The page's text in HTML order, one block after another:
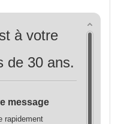
à votre
de 30 ans.
message
rapidement